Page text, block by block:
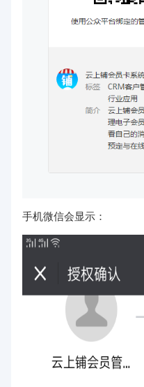
手机微信会显示：